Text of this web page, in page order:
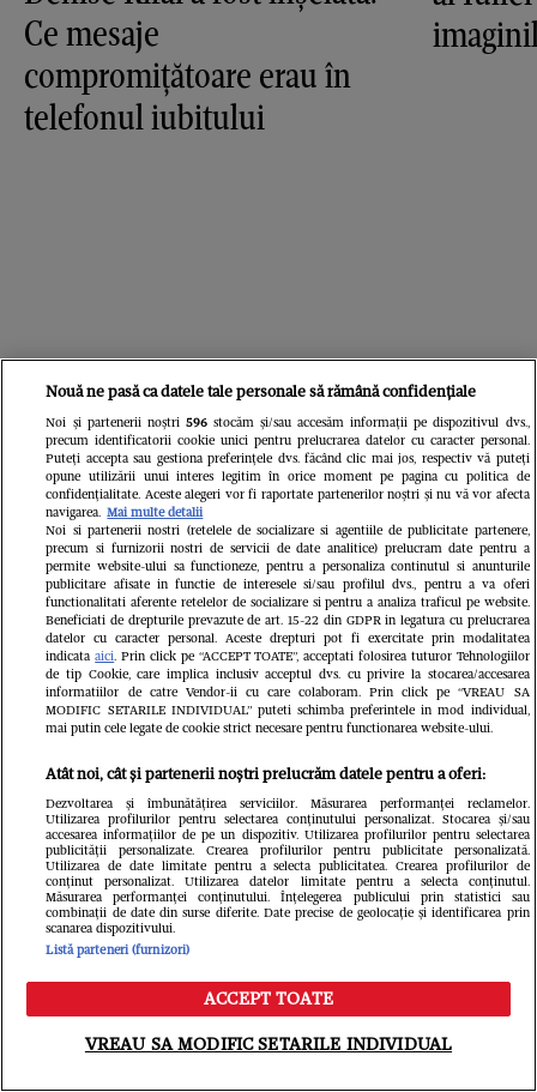
Ce mesaje
compromiţătoare erau în
telefonul iubitului
TV Mania
„Paradisul” secret al Mihaelei
Rădulescu. Vedeta a publicat
imaginile de care toți s-au mirat:
Cum trăia cu Felix Baumgartner în
Monaco
Meniu Caută
Nouă ne pasă ca datele tale personale să rămână confidențiale
Noi și partenerii noștri 596stocăm și/sau accesăm informații pe dispozitivul dvs.,
precum identificatorii cookie unici pentru prelucrarea datelor cu caracter personal.
Puteți accepta sau gestiona preferințele dvs. făcând clic mai jos, respectiv vă puteți
opune utilizării unui interes legitim în orice moment pe pagina cu politica de
confidențialitate. Aceste alegeri vor fi raportate partenerilor noștri și nu vă vor afecta
navigarea. Mai multe detalii
Noi si partenerii nostri (retelele de socializare si agentiile de publicitate partenere,
precum si furnizorii nostri de servicii de date analitice) prelucram date pentru a
permite website-ului sa functioneze, pentru a personaliza continutul si anunturile
publicitare afisate in functie de interesele si/sau profilul dvs., pentru a va oferi
functionalitati aferente retelelor de socializare si pentru a analiza traficul pe website.
Beneficiati de drepturile prevazute de art. 15-22 din GDPR in legatura cu prelucrarea
datelor cu caracter personal. Aceste drepturi pot fi exercitate prin modalitatea
indicataaici. Prin click pe “ACCEPT TOATE”, acceptati folosirea tuturor Tehnologiilor
de tip Cookie, care implica inclusiv acceptul dvs. cu privire la stocarea/accesarea
informatiilor de catre Vendor-ii cu care colaboram. Prin click pe “VREAU SA
MODIFIC SETARILE INDIVIDUAL” puteti schimba preferintele in mod individual,
mai putin cele legate de cookie strict necesare pentru functionarea website-ului.
Atât noi, cât și partenerii noștri prelucrăm datele pentru a oferi:
Dezvoltarea și îmbunătățirea serviciilor. Măsurarea performanței reclamelor.
Utilizarea profilurilor pentru selectarea conținutului personalizat. Stocarea și/sau
accesarea informațiilor de pe un dispozitiv. Utilizarea profilurilor pentru selectarea
publicității personalizate. Crearea profilurilor pentru publicitate personalizată.
Utilizarea de date limitate pentru a selecta publicitatea. Crearea profilurilor de
conținut personalizat. Utilizarea datelor limitate pentru a selecta conținutul.
Măsurarea performanței conținutului. Înțelegerea publicului prin statistici sau
combinații de date din surse diferite. Date precise de geolocație și identificarea prin
scanarea dispozitivului.
Listă parteneri (furnizori)
ACCEPT TOATE
VREAU SA MODIFIC SETARILE INDIVIDUAL